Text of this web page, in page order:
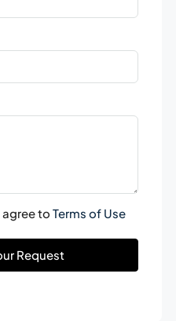
to Terms of Use
Request